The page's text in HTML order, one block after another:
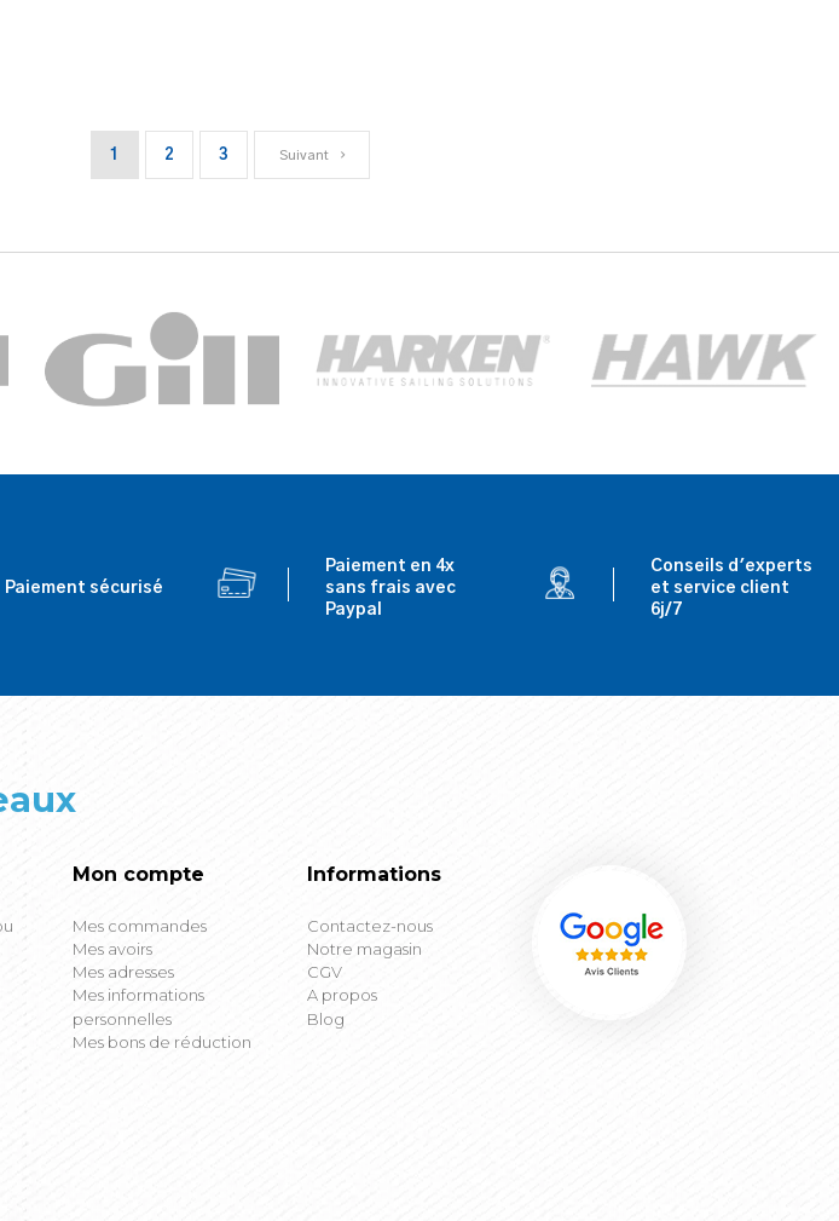
1 2 3 Suivant
Paiement sécurisé
Paiement en 4x
sans frais avec
Paypal
Conseils d'experts
et service client
6j/7
Mon compte
Mes commandes
Mes avoirs
Mes adresses
Mes informations
personnelles
Mes bons de réduction
Informations
Contactez-nous
Notre magasin
CGV
A propos
Blog